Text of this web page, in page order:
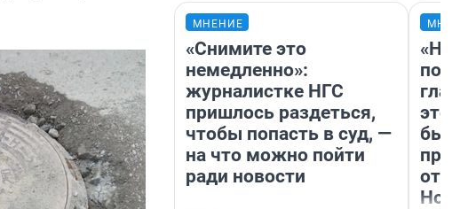
МНЕНИЕ
«Снимите это
немедленно»:
журналистке НГС
пришлось раздеться,
чтобы попасть в суд, —
на что можно пойти
ради новости
этого
бьет